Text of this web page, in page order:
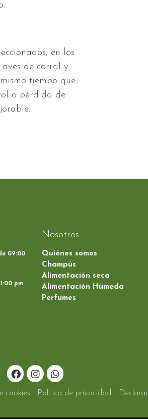
en los
aves de corral y
tiempo que
o pérdida de
09:00
pm
Nosotros
Quiénes somos
Champús
Alimentación seca
Alimentación Húmeda
Perfumes
cookies Política de privacidad